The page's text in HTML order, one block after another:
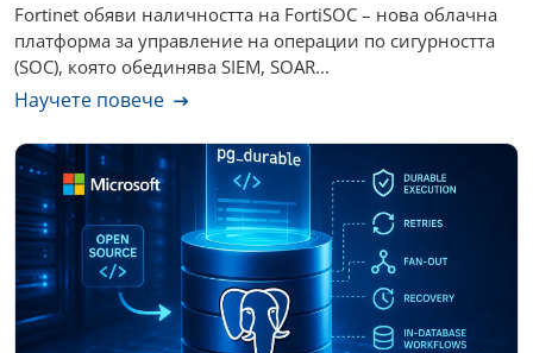
Fortinet обяви наличността на FortiSOC – нова облачна
платформа за управление на операции по сигурността
(SOC), която обединява SIEM, SOAR...
Научете повече